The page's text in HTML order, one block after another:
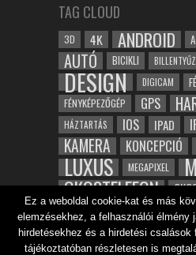
TAG CLOUD
3D 4K ANDROID
AUTÓ BICIKLI
DESIGN DIGICAM
FÉNYKÉPEZŐGÉP GPS
HÁZTARTÁS IOS IPAD
KAMERA KONCEPCIÓ
LUXUS MEGAPIXEL
OKOSTELEFON
ROBOT SAMSUNG
TESZT VIDEÓ VÍZÁLLÓ
Ez a weboldal cookie-kat és más
elemzésekhez, a felhasználói
hirdetésekhez és a hirdetési
tájékoztatóban részletesen is